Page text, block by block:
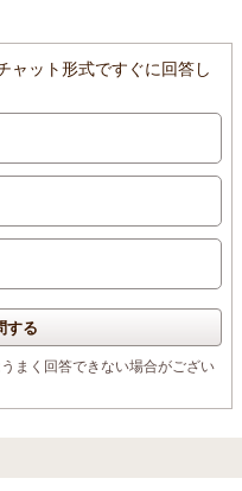
ャット形式ですぐに回答し
する
まく回答できない場合がござい